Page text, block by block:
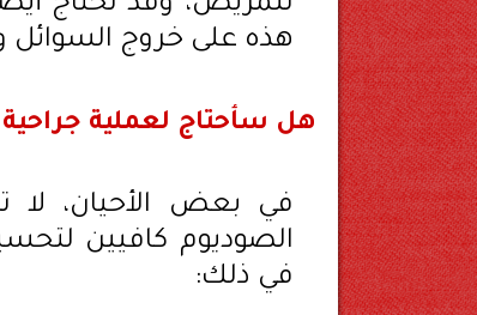
هذه على خروج
هل سأحتاج لعملية
في بعض الأحيان، لا
الصوديوم كافيين
في ذلك: